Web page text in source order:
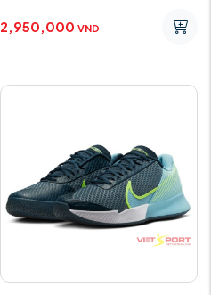
2,950,000 VND